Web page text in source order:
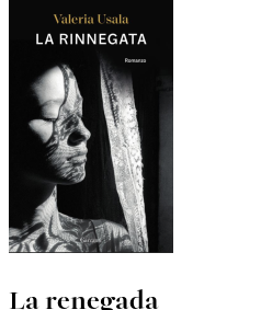
La renegada